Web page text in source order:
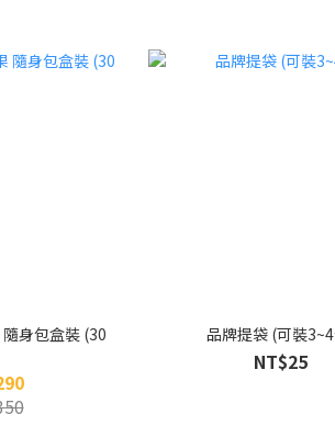
身包盒裝 (30
品牌提袋 (可裝
NT$25